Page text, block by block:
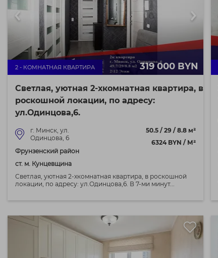
2 - КОМНАТНАЯ КВАРТИРА 319 000 BYN
Светлая, уютная 2-хкомнатная квартира, в
роскошной локации, по адресу:
ул.Одинцова,6.
г. Минск, ул.
Одинцова, 6
Фрунзенский район
ст. м. Кунцевщина
50.5 / 29 / 8.8 м²
6324 BYN / М²
Светлая, уютная 2-хкомнатная квартира, в роскошной
локации, по адресу: ул.Одинцова,6. В 7-ми минут...